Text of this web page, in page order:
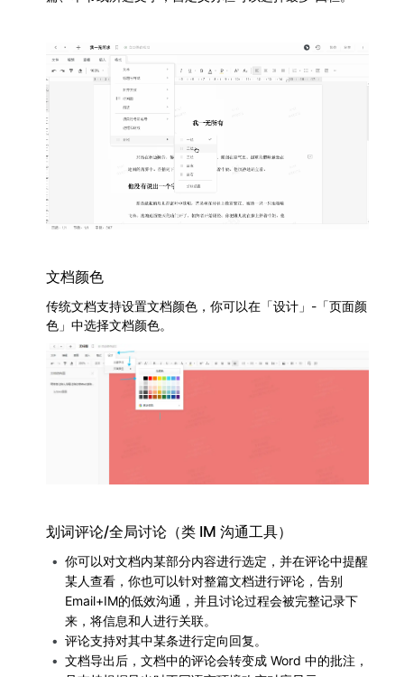
文档颜色
传统文档支持设置文档颜色，你可以在「设计」-「页面颜
色」中选择文档颜色。
划词评论/全局讨论（类 IM 沟通工具）
你可以对文档内某部分内容进行选定，并在评论中提醒
某人查看，你也可以针对整篇文档进行评论，告别
Email+IM的低效沟通，并且讨论过程会被完整记录下
来，将信息和人进行关联。
评论支持对其中某条进行定向回复。
文档导出后，文档中的评论会转变成 Word 中的批注，